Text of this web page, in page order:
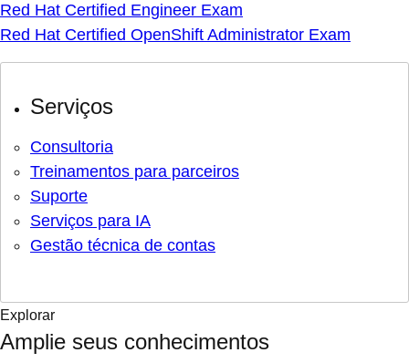
Red Hat Certified Engineer Exam
Red Hat Certified OpenShift Administrator Exam
Serviços
Consultoria
Treinamentos para parceiros
Suporte
Serviços para IA
Gestão técnica de contas
Explorar
Amplie seus conhecimentos